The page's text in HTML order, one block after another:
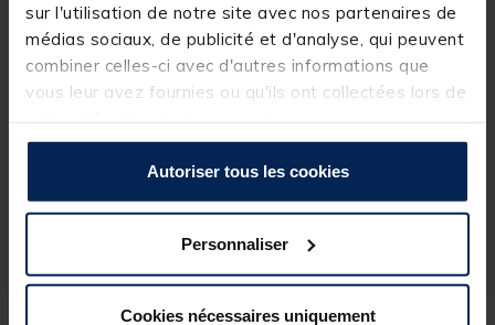
sur l'utilisation de notre site avec nos partenaires de
médias sociaux, de publicité et d'analyse, qui peuvent
combiner celles-ci avec d'autres informations que
vous leur avez fournies ou qu'ils ont collectées lors de
Autoriser tous les cookies
Personnaliser
Cookies nécessaires uniquement
Spécifications
59135
Marque
SENSAS